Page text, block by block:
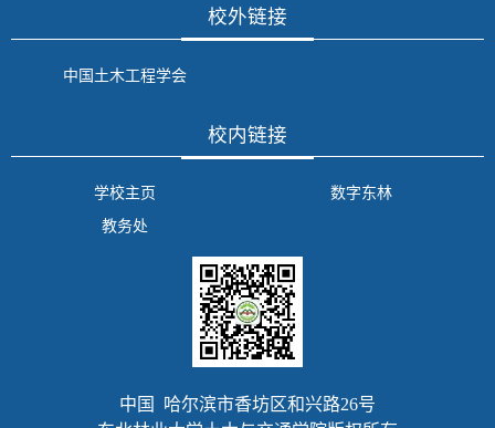
校外链接
中国土木工程学会
校内链接
学校主页
数字东林
教务处
中国 哈尔滨市香坊区和兴路26号